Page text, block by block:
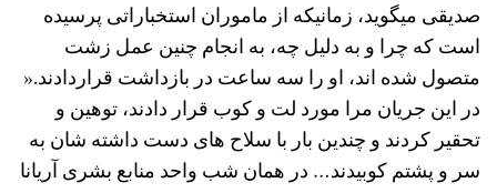
صدیقی میگوید، زمانیکه از ماموران استخباراتی پرسیده
است که چرا و به دلیل چه، به انجام چنین عمل زشت
متصول شده اند، او را سه ساعت در بازداشت قراردادند.«
در این جریان مرا مورد لت و کوب قرار دادند، توهین و
تحقیر کردند و چندین بار با سلاح های دست داشته شان به
سر و پشتم کوبیدند… در همان شب واحد منابع بشری آریانا